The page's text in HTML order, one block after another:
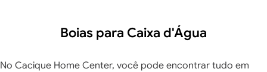
Boias para Caixa d'Água
No Cacique Home Center, você pode encontrar tudo em